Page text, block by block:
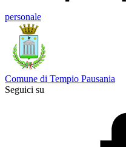
personale
Comune di Tempio Pausania
Seguici su